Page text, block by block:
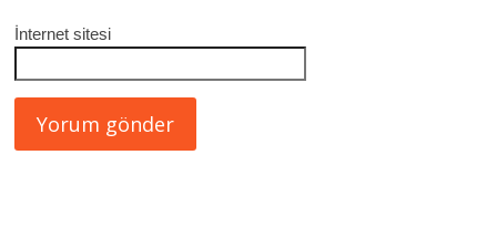
İnternet sitesi